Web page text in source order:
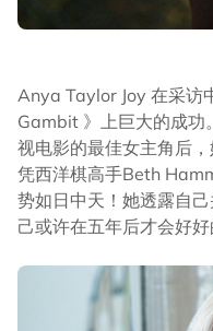
Anya Taylor Joy 在采访
Gambit 》上巨大的成
视电影的最佳女主角后
凭西洋棋高手Beth
势如日中天！她透露自
己或许在五年后才会好